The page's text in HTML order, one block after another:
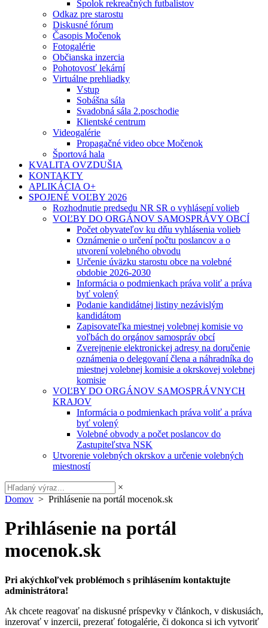
Spolok rekreačných futbalistov
Odkaz pre starostu
Diskusné fórum
Časopis Močenok
Fotogalérie
Občianska inzercia
Pohotovosť lekární
Virtuálne prehliadky
Vstup
Sobášna sála
Svadobná sála 2.poschodie
Klientské centrum
Videogalérie
Propagačné video obce Močenok
Športová hala
KVALITA OVZDUŠIA
KONTAKTY
APLIKÁCIA O+
SPOJENÉ VOĽBY 2026
Rozhodnutie predsedu NR SR o vyhlásení volieb
VOĽBY DO ORGÁNOV SAMOSPRÁVY OBCÍ
Počet obyvateľov ku dňu vyhlásenia volieb
Oznámenie o určení počtu poslancov a o
utvorení volebného obvodu
Určenie úväzku starostu obce na volebné
obdobie 2026-2030
Informácia o podmienkach práva voliť a práva
byť volený
Podanie kandidátnej listiny nezávislým
kandidátom
Zapisovateľka miestnej volebnej komisie vo
voľbách do orgánov samospráv obcí
Zverejnenie elektronickej adresy na doručenie
oznámenia o delegovaní člena a náhradníka do
miestnej volebnej komisie a okrskovej volebnej
komisie
VOĽBY DO ORGÁNOV SAMOSPRÁVNYCH
KRAJOV
Informácia o podmienkach práva voliť a práva
byť volený
Volebné obvody a počet poslancov do
Zastupiteľstva NSK
Utvorenie volebných okrskov a určenie volebných
miestností
×
Domov > Prihlásenie na portál mocenok.sk
Prihlásenie na portál
mocenok.sk
Pri akýchkoľvek problémoch s prihlásením kontaktujte
administrátora!
Ak chcete reagovať na diskusné príspevky v článkoch, v diskusiách,
inzerovať v inzercii, prezerať fotogalérie, či dokonca si ich vytvoriť